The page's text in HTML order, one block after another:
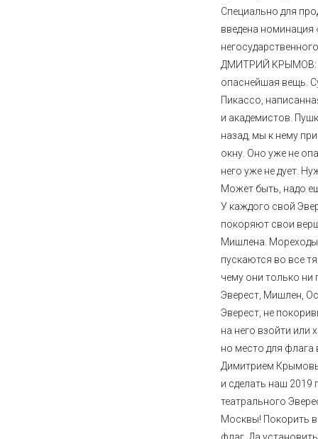
Специально для
введена номинация
ДМИТРИЙ КРЫМОВ:
опаснейшая вещь.
Пикассо,
и академистов.
назад, мы к нему
окну. Оно уже не
него уже не дует.
Может быть, надо
У каждого свой
покоряют свои
Мишлена. Мореходы
пускаются во все
чему они только ни
Эверест, Мишлен,
Эверест, не
на него взойти или
но место для
Димитрием
и сделать наш 2019
театрального
Москвы! Покорить